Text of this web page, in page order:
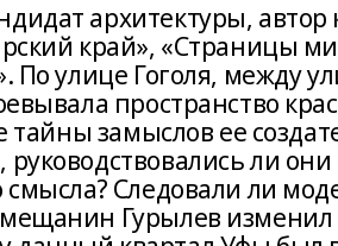
архитектуры, автор
край», «Страницы
По улице Гоголя, между
пространство
тайны замыслов ее
ли они
Следовали ли
Гурылев изменил